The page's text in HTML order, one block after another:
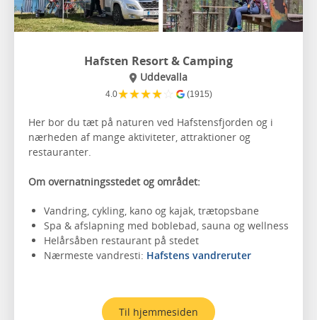
Hafsten Resort & Camping
Uddevalla
4.0★★★★☆ (1915)
Her bor du tæt på naturen ved Hafstensfjorden og i
nærheden af mange aktiviteter, attraktioner og
restauranter.
Om overnatningsstedet og området:
Vandring, cykling, kano og kajak, trætopsbane
Spa & afslapning med boblebad, sauna og wellness
Helårsåben restaurant på stedet
Nærmeste vandresti: Hafstens vandreruter
Til hjemmesiden